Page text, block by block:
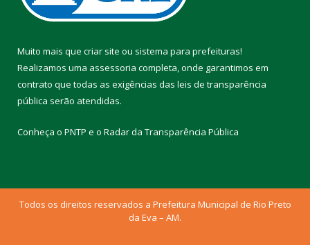
Muito mais que criar site ou sistema para prefeituras!
Realizamos uma assessoria completa, onde garantimos em
contrato que todas as exigências das leis de transparência
pública serão atendidas.
Conheça o PNTP e o Radar da Transparência Pública
Todos os direitos reservados a Prefeitura Municipal de Rio Preto
da Eva – AM.